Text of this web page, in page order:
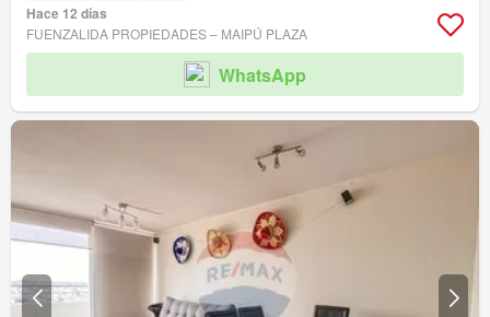
Hace 12 días
FUENZALIDA PROPIEDADES – MAIPÚ PLAZA
WhatsApp